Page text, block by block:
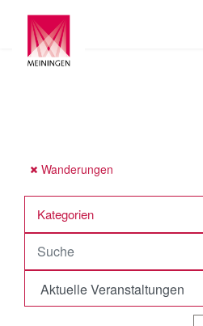
Wanderungen
Kategorien